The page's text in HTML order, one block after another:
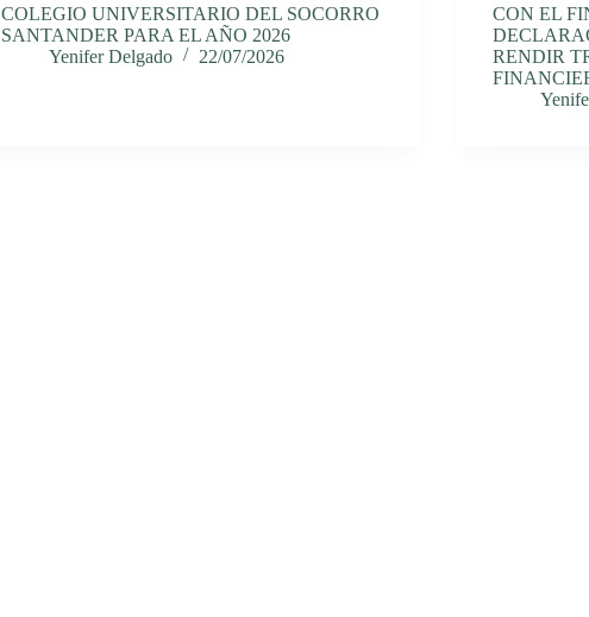
COLEGIO UNIVERSITARIO DEL SOCORRO
SANTANDER PARA EL AÑO 2026
Yenifer Delgado
22/07/2026
CON EL
RENDIR